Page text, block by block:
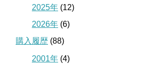
2025年 (12)
2026年 (6)
購入履歴 (88)
2001年 (4)